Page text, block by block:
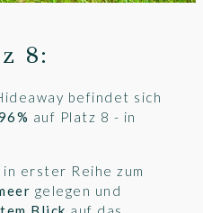
8:
befindet sich
auf Platz 8 - in
erster Reihe zum
gelegen und